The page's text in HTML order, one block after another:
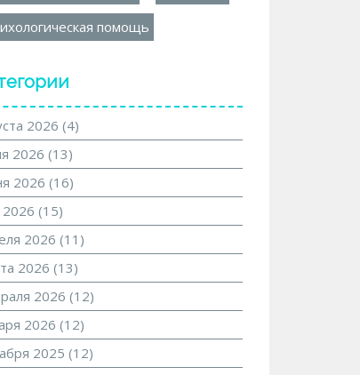
помощь
2026 (4)
2026 (13)
2026 (16)
(15)
2026 (11)
2026 (13)
2026 (12)
2026 (12)
2025 (12)